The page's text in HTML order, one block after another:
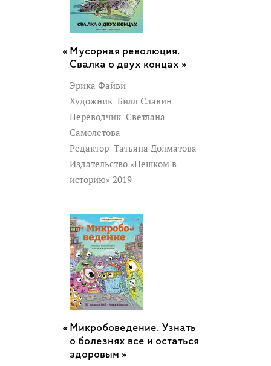
попадая под очарование степей.
Для младшего и среднего школьного
возраста.Мусорная революция.
Свалка о двух концах »
Эрика Файви
Художник Билл Славин
Переводчик Светлана
Самолетова
Редактор Татьяна Долматова
Издательство «Пешком в
историю» 2019
Микробоведение. Узнать
о болезнях все и остаться
здоровым »